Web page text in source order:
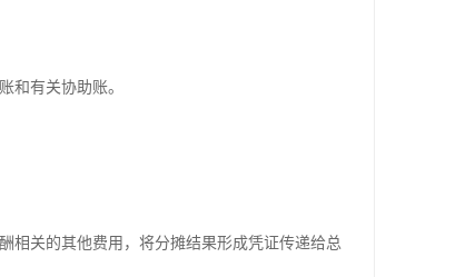
和有关协助账。
相关的其他费用，将分摊结果形成凭证传递给总